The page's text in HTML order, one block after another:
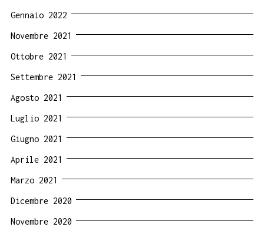
Gennaio 2022
Novembre 2021
Ottobre 2021
Settembre 2021
Agosto 2021
Luglio 2021
Giugno 2021
Aprile 2021
Marzo 2021
Dicembre 2020
Novembre 2020